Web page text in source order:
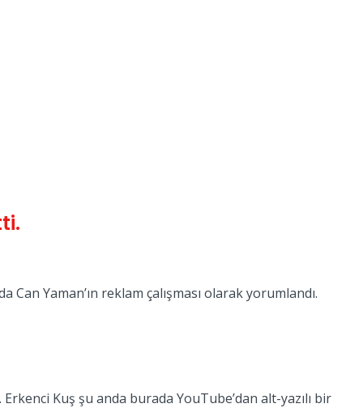
Yaman’ın reklam çalışması olarak yorumlandı.
Kuş şu anda burada YouTube’dan alt-yazılı bir